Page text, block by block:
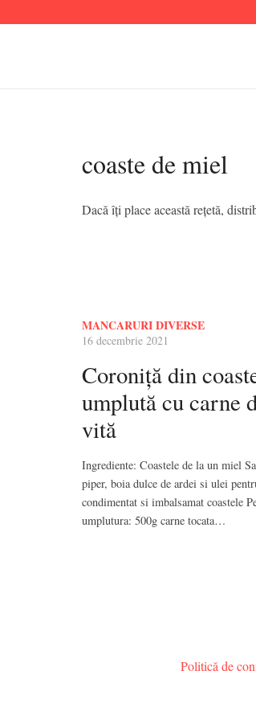
coaste de miel
Dacă îți place această rețetă,
MANCARURI DIVERSE
16 decembrie 2021
Coroniță din
umplută cu carne
vită
Ingrediente: Coastele de la un miel
piper, boia dulce de ardei si ulei
condimentat si imbalsamat coastele
umplutura: 500g carne tocata…
Politică de